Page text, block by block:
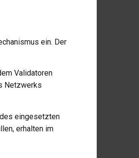
ein. Der
Validatoren
Netzwerks
eingesetzten
erhalten im